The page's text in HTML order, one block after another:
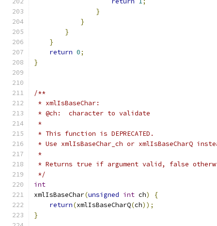
}
}
}
}
return 0;
}
/**
* xmlIsBaseChar:
* @ch:  character to validate
*
* This function is DEPRECATED.
* Use xmlIsBaseChar_ch or xmlIsBaseCharQ
*
* Returns true if argument valid, false
*/
int
xmlIsBaseChar(unsigned int ch)
{
return(xmlIsBaseCharQ(ch));
}